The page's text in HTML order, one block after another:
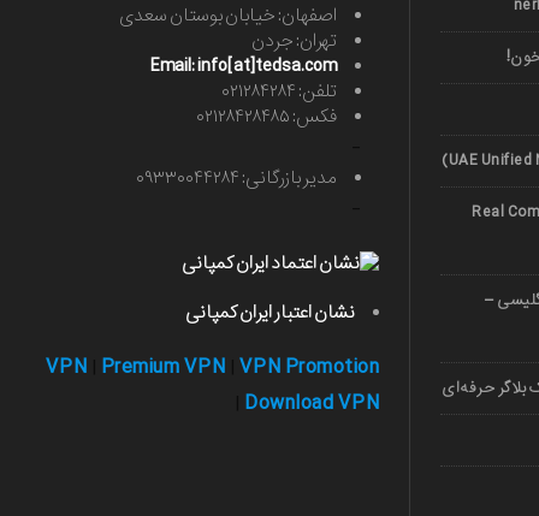
اصفهان: خیابان بوستان سعدی
تهران: جردن
Email: info[at]tedsa.com
تلفن: ۰۲۱۲۸۴۲۸۴
فکس: ۰۲۱۲۸۴۲۸۴۸۵
مدیر بازرگانی: ۰۹۳۳۰۰۴۴۲۸۴
نشان اعتبار ایران کمپانی
VPN Premium VPN VPN Promotion
Download VPN
Real
زبان 1403 (انگلیسی –
حرفه‌ای